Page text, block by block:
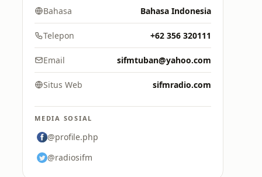
Bahasa Bahasa Indonesia
Telepon +62 356 320111
Email sifmtuban@yahoo.com
Situs Web sifmradio.com
MEDIA SOSIAL
@profile.php
@radiosifm